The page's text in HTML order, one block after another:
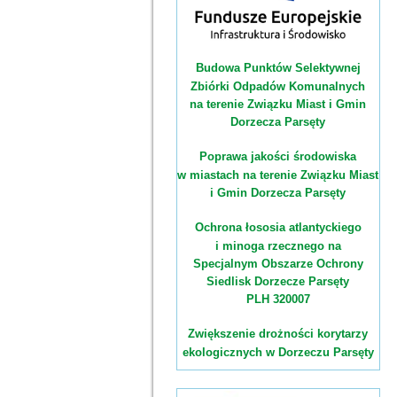
Budowa Punktów Selektywnej
Zbiórki Odpadów Komunalnych
na terenie Związku Miast i Gmin
Dorzecza Parsęty
Poprawa jakości środowiska
w miastach na terenie Związku Miast
i Gmin Dorzecza Parsęty
Ochrona łososia atlantyckiego
i minoga rzecznego na
Specjalnym Obszarze Ochrony
Siedlisk Dorzecze Parsęty
PLH 320007
Zwiększenie drożności korytarzy
ekologicznych w Dorzeczu Parsęty